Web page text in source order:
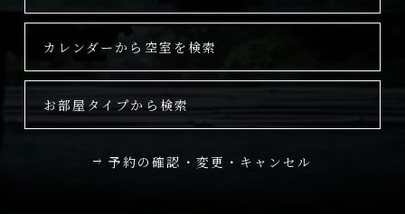
カレンダーから空室を検索
お部屋タイプから検索
予約の確認・変更・キャンセル